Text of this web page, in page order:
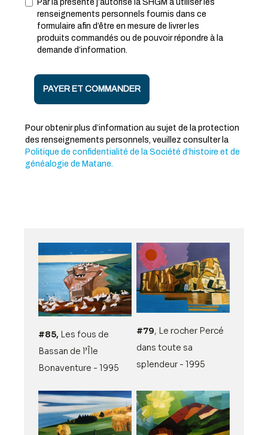
#85, Les fous de
Bassan de l’Île
Bonaventure - 1995
#79, Le rocher Percé
dans toute sa
splendeur - 1995